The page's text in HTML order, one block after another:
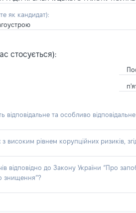
як кандидат):
стосується):
та особливо
рівнем корупційних ризиків,
відповідно до Закону України “Про
знищення”?